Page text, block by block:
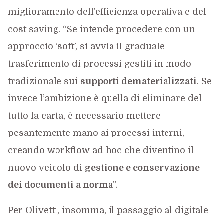
miglioramento dell’efficienza operativa e del
cost saving. “Se intende procedere con un
approccio ‘soft’, si avvia il graduale
trasferimento di processi gestiti in modo
tradizionale sui supporti dematerializzati. Se
invece l’ambizione è quella di eliminare del
tutto la carta, è necessario mettere
pesantemente mano ai processi interni,
creando workflow ad hoc che diventino il
nuovo veicolo di gestione e conservazione
dei documenti a norma”.
Per Olivetti, insomma, il passaggio al digitale